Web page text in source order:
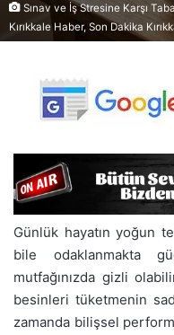
Sınav ve İş Stresine Karşı
Kırıkkale Haber, Son Dakika
Günlük hayatın yoğun
bile odaklanmakta
mutfağınızda gizli
besinleri tüketmenin
zamanda bilişsel